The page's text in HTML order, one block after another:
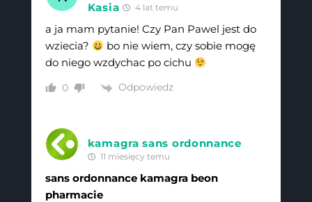
Kasia 4 lat temu
a ja mam pytanie! Czy Pan Pawel jest do
wziecia?
bo nie wiem, czy sobie mogę
do niego wzdychac po cichu
0 Odpowiedz
kamagra sans ordonnance
11 miesięcy temu
sans ordonnance kamagra beon
pharmacie